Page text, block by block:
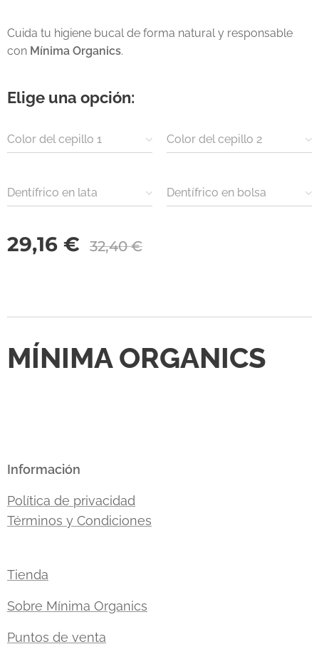
Cuida tu higiene bucal de forma natural y responsable
con Mínima Organics.
Elige una opción:
Color del cepillo 1 Color del cepillo 2
Dentífrico en lata
Dentífrico en bolsa
29,16 € 32,40€
MÍNIMA ORGANICS
Información
Política de privacidad
Términos y Condiciones
Tienda
Sobre Mínima Organics
Puntos de venta